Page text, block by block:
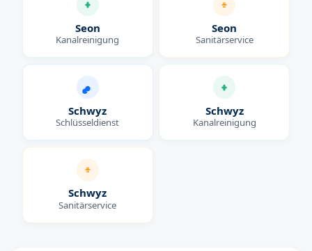
Seon
Kanalreinigung
Seon
Sanitärservice
Schwyz
Schlüsseldienst
Schwyz
Kanalreinigung
Schwyz
Sanitärservice